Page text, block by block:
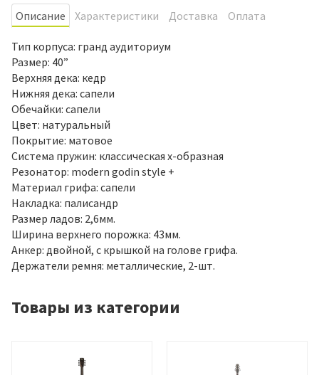
Oписание Характеристики Доставка Оплата
Тип корпуса: гранд аудиториум
Размер: 40”
Верхняя дека: кедр
Нижняя дека: сапели
Обечайки: сапели
Цвет: натуральный
Покрытие: матовое
Система пружин: классическая х-образная
Резонатор: modern godin style +
Материал грифа: сапели
Накладка: палисандр
Размер ладов: 2,6мм.
Ширина верхнего порожка: 43мм.
Анкер: двойной, с крышкой на голове грифа.
Держатели ремня: металлические, 2-шт.
Товары из категории